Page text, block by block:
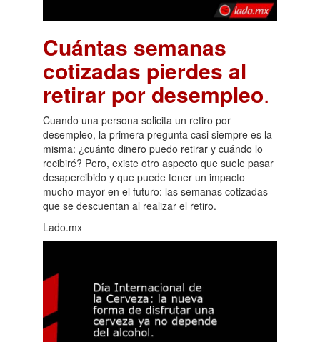
Cuántas semanas
cotizadas pierdes al
retirar por desempleo.
Cuando una persona solicita un retiro por
desempleo, la primera pregunta casi siempre es la
misma: ¿cuánto dinero puedo retirar y cuándo lo
recibiré? Pero, existe otro aspecto que suele pasar
desapercibido y que puede tener un impacto
mucho mayor en el futuro: las semanas cotizadas
que se descuentan al realizar el retiro.
Lado.mx